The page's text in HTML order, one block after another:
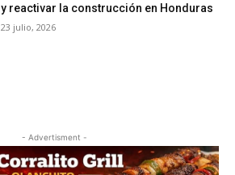
y reactivar la construcción en Honduras
23 julio, 2026
- Advertisment -